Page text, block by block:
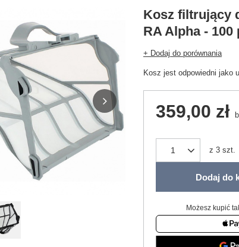
Kosz filtrujący
RA Alpha - 100
+ Dodaj do porównania
Kosz jest odpowiedni jako
359,00 zł
z 3 szt.
Dodaj do
Możesz kupić